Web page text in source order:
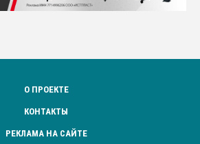
О ПРОЕКТЕ
КОНТАКТЫ
РЕКЛАМА НА САЙТЕ